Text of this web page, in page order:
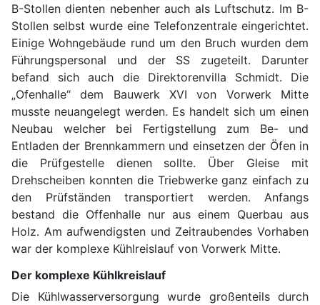
B-Stollen dienten nebenher auch als Luftschutz. Im B-
Stollen selbst wurde eine Telefonzentrale eingerichtet.
Einige Wohngebäude rund um den Bruch wurden dem
Führungspersonal und der SS zugeteilt. Darunter
befand sich auch die Direktorenvilla Schmidt. Die
„Ofenhalle“ dem Bauwerk XVI von Vorwerk Mitte
musste neuangelegt werden. Es handelt sich um einen
Neubau welcher bei Fertigstellung zum Be- und
Entladen der Brennkammern und einsetzen der Öfen in
die Prüfgestelle dienen sollte. Über Gleise mit
Drehscheiben konnten die Triebwerke ganz einfach zu
den Prüfständen transportiert werden. Anfangs
bestand die Offenhalle nur aus einem Querbau aus
Holz. Am aufwendigsten und Zeitraubendes Vorhaben
war der komplexe Kühlreislauf von Vorwerk Mitte.
Der komplexe Kühlkreislauf
Die Kühlwasserversorgung wurde großenteils durch